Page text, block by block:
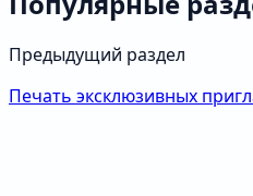
Предыдущий раздел
Печать эксклюзивных